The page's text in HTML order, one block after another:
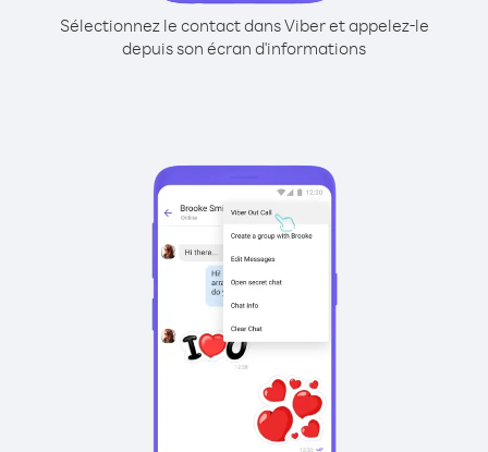
Sélectionnez le contact dans Viber et appelez-le
depuis son écran d'informations